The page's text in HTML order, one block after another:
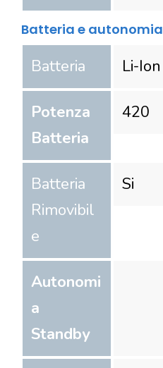
Batteria e autonomia
Batteria Li-Ion
Potenza
Batteria
420
Batteria
Rimovibil
e
Si
Autonomi
a
Standby